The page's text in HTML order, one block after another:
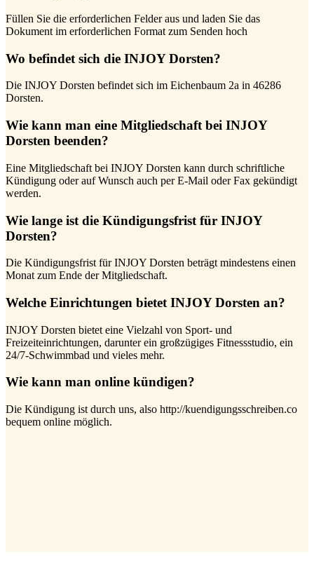
Füllen Sie die erforderlichen Felder aus und laden Sie das
Dokument im erforderlichen Format zum Senden hoch
Wo befindet sich die INJOY Dorsten?
Die INJOY Dorsten befindet sich im Eichenbaum 2a in 46286
Dorsten.
Wie kann man eine Mitgliedschaft bei INJOY
Dorsten beenden?
Eine Mitgliedschaft bei INJOY Dorsten kann durch schriftliche
Kündigung oder auf Wunsch auch per E-Mail oder Fax gekündigt
werden.
Wie lange ist die Kündigungsfrist für INJOY
Dorsten?
Die Kündigungsfrist für INJOY Dorsten beträgt mindestens einen
Monat zum Ende der Mitgliedschaft.
Welche Einrichtungen bietet INJOY Dorsten an?
INJOY Dorsten bietet eine Vielzahl von Sport- und
Freizeiteinrichtungen, darunter ein großzügiges Fitnessstudio, ein
24/7-Schwimmbad und vieles mehr.
Wie kann man online kündigen?
Die Kündigung ist durch uns, also http://kuendigungsschreiben.co
bequem online möglich.